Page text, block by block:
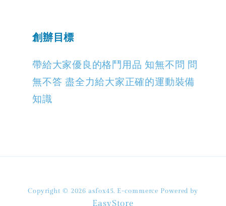
創辦目標
帶給大家優良的格鬥用品 知無不問 問
無不答 盡全力給大家正確的運動裝備
知識
Copyright © 2026 asfox45. E-commerce Powered by
EasyStore